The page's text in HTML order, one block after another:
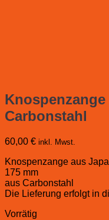
Carbonstahl
60,00 € inkl. Mwst.
Knospenzange aus
175 mm
aus Carbonstahl
Die Lieferung erfolgt in
Vorrätig